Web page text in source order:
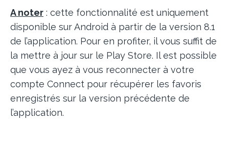
A noter : cette fonctionnalité est uniquement
disponible sur Android à partir de la version 8.1
de l’application. Pour en profiter, il vous suffit de
la mettre à jour sur le Play Store. Il est possible
que vous ayez à vous reconnecter à votre
compte Connect pour récupérer les favoris
enregistrés sur la version précédente de
l’application.